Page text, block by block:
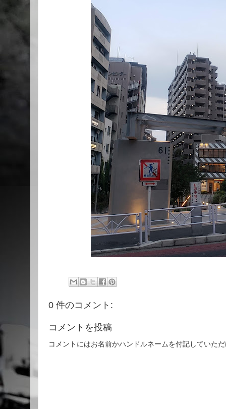
0 件のコメント:
コメントを投稿
コメントにはお名前かハンドルネームを付記していた